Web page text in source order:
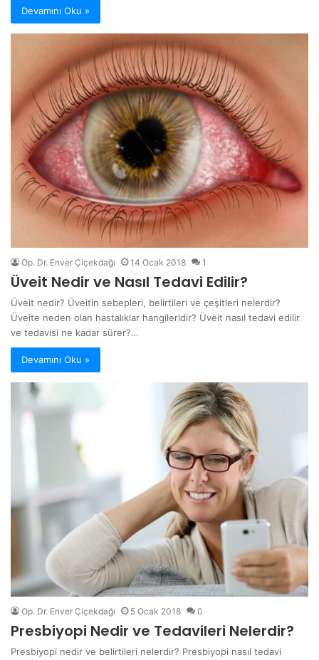
Devamını Oku »
Op. Dr. Enver Çiçekdağı 14 Ocak 2018 1
Üveit Nedir ve Nasıl Tedavi Edilir?
Üveit nedir? Üveitin sebepleri, belirtileri ve çeşitleri nelerdir?
Üveite neden olan hastalıklar hangileridir? Üveit nasıl tedavi edilir
ve tedavisi ne kadar sürer?…
Devamını Oku »
Op. Dr. Enver Çiçekdağı 5 Ocak 2018 0
Presbiyopi Nedir ve Tedavileri Nelerdir?
Presbiyopi nedir ve belirtileri nelerdir? Presbiyopi nasıl tedavi